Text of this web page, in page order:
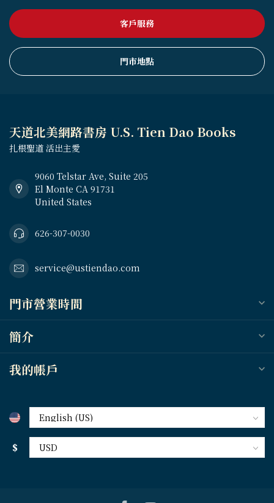
客戶服務
門市地點
天道北美網路書房 U.S. Tien Dao Books
扎根聖道 活出主愛
9060 Telstar Ave, Suite 205
El Monte CA 91731
United States
626-307-0030
service@ustiendao.com
門市營業時間
簡介
我的帳戶
$